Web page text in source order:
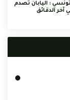
تصدم